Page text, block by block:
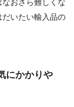
おさら難しくな
だいたい輸入品の
にかかりや